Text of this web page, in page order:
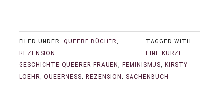
FILED UNDER: QUEERE BÜCHER,
REZENSION
TAGGED WITH:
EINE KURZE
GESCHICHTE QUEERER FRAUEN , FEMINISMUS, KIRSTY
LOEHR, QUEERNESS, REZENSION , SACHENBUCH